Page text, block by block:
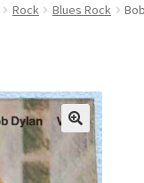
Rock Blues Rock